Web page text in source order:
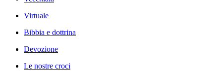
Virtuale
Bibbia e dottrina
Devozione
Le nostre croci